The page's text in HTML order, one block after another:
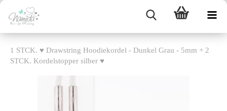
1 STCK. ♥ Drawstring Hoodiekordel - Dunkel Grau - 5mm + 2
STCK. Kordelstopper silber ♥